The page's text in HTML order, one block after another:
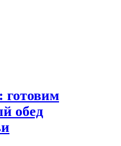
готовим
обед